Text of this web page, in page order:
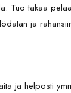
Tuo takaa
ja
ja helposti